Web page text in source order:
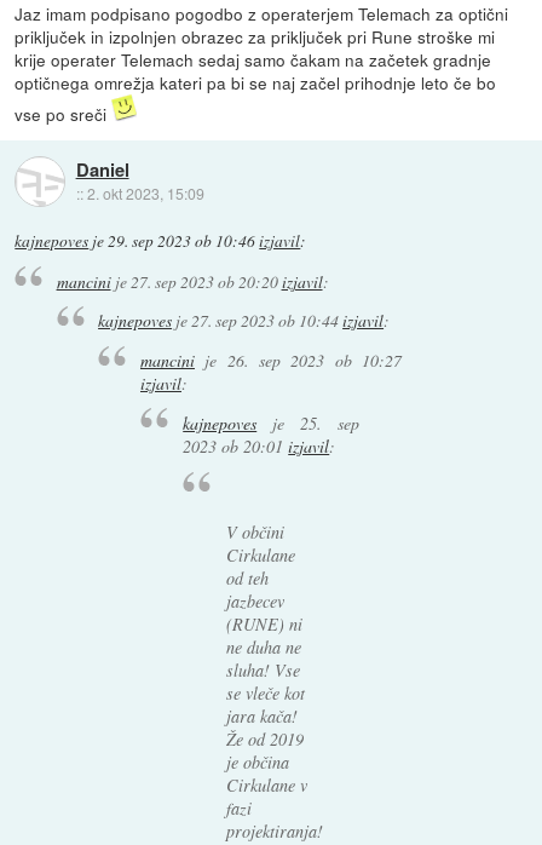
Jaz imam podpisano pogodbo z operaterjem Telemach za optični
priključek in izpolnjen obrazec za priključek pri Rune stroške mi
krije operater Telemach sedaj samo čakam na začetek gradnje
optičnega omrežja kateri pa bi se naj začel prihodnje leto če bo
vse po sreči
Daniel
::2. okt 2023, 15:09
kajnepoves je29. sep 2023 ob 10:46izjavil:
mancinije 27. sep 2023 ob 20:20izjavil:
kajnepoves je27. sep 2023 ob 10:44izjavil:
mancinije 26. sep 2023 ob 10:27
izjavil:
kajnepoves je 25. sep
2023 ob 20:01 izjavil:
V občini
Cirkulane
od teh
jazbecev
(RUNE) ni
ne duha ne
sluha! Vse
se vleče kot
jara kača!
Že od 2019
je občina
Cirkulane v
fazi
projektiranja!